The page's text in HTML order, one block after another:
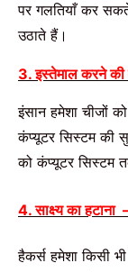
पर गलतियाँ कर
उठाते हैं।
3. इस्तेमाल करने की
इंसान हमेशा चीजों को
कंप्यूटर सिस्टम की
को कंप्यूटर सिस्टम
4. साक्ष्य का हटाना
हैकर्स हमेशा किसी भी